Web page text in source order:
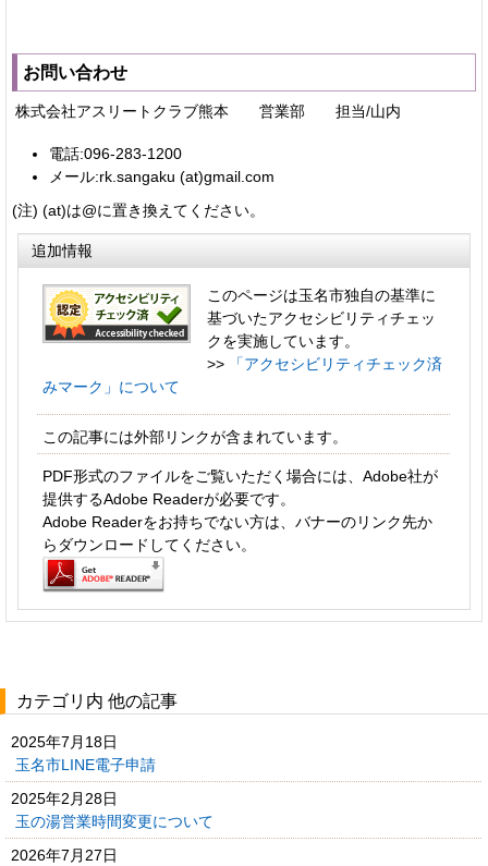
お問い合わせ
株式会社アスリートクラブ熊本 営業部 担当/山内
電話:096-283-1200
メール:rk.sangaku (at)gmail.com
(注) (at)は@に置き換えてください。
追加情報
このページは玉名市独自の基準に
基づいたアクセシビリティチェッ
クを実施しています。
>>
「アクセシビリティチェック済
みマーク」について
この記事には外部リンクが含まれています。
PDF形式のファイルをご覧いただく場合には、Adobe社が
提供するAdobe Readerが必要です。
Adobe Readerをお持ちでない方は、バナーのリンク先か
らダウンロードしてください。
カテゴリ内 他の記事
2025年7月18日
玉名市LINE電子申請
2025年2月28日
玉の湯営業時間変更について
2026年7月27日